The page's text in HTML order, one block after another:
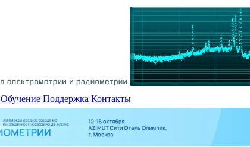
Обучение Поддержка Контакты